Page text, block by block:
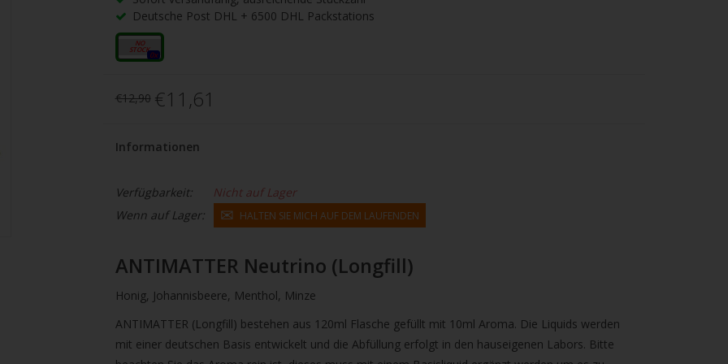
Deutsche Post DHL + 6500 DHL Packstations
10ml
0x
€12,90 €11,61
Informationen
Verfügbarkeit:
Nicht auf Lager
Wenn auf Lager:
HALTEN SIE MICH AUF DEM LAUFENDEN
ANTIMATTER Neutrino (Longfill)
Honig, Johannisbeere, Menthol, Minze
ANTIMATTER (Longfill) bestehen aus 120ml Flasche gefüllt mit 10ml Aroma. Die Liquids werden
mit einer deutschen Basis entwickelt und die Abfüllung erfolgt in den hauseigenen Labors. Bitte